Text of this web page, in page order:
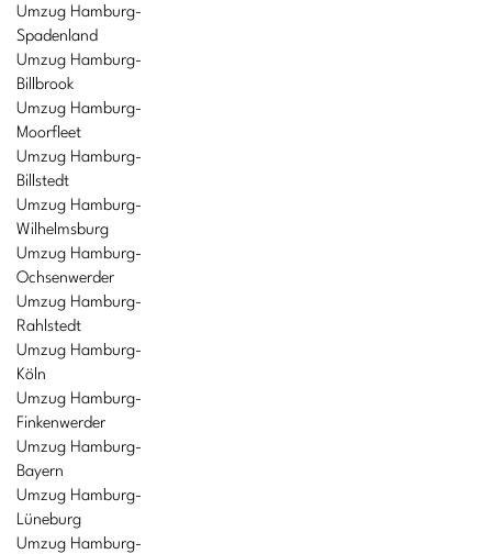
Umzug Hamburg-
Spadenland
Umzug Hamburg-
Billbrook
Umzug Hamburg-
Moorfleet
Umzug Hamburg-
Billstedt
Umzug Hamburg-
Wilhelmsburg
Umzug Hamburg-
Ochsenwerder
Umzug Hamburg-
Rahlstedt
Umzug Hamburg-
Köln
Umzug Hamburg-
Finkenwerder
Umzug Hamburg-
Bayern
Umzug Hamburg-
Lüneburg
Umzug Hamburg-